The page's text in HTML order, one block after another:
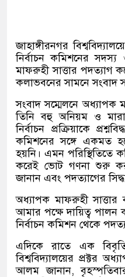
জাহাঙ্গীরনগর
নির্বাচন কমিশনের সদস্য
মাফরুহী সাত্তার পদত্যাগ
কলাভবনের সামনে সংবাদ
সংবাদ সম্মেলনে অধ্যাপক
তিনি বহু অনিয়ম ও
নির্বাচন প্রক্রিয়াকে
কমিশনের সঙ্গে একমত
হয়নি। এমন পরিস্থিতিতে
করেই ভোট গণনা শুরু
জানান এবং পদত্যাগের
অধ্যাপক মাফরুহী
আমার পক্ষে দায়িত্ব
নির্বাচন কমিশন থেকে
এদিকে রাতে এক
বিশ্ববিদ্যালয়ের প্রক্টর
আলম জানান,